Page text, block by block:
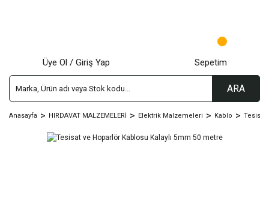
ARA
Üye Ol / Giriş Yap Sepetim
Anasayfa HIRDAVAT MALZEMELERİ Elektrik Malzemeleri Kablo Tesisat